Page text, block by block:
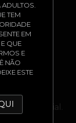
TEM
EM
QUE
E
NÃO
ESTE
alterado a
publicadas
os
apenas
confidencial.